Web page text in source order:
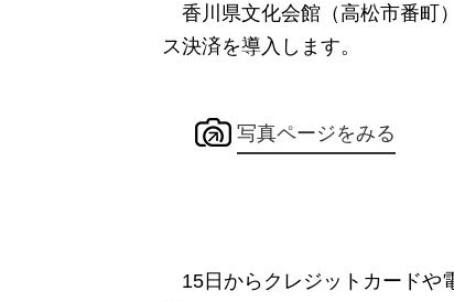
香川県文化会館（高松市番町
ス決済を導入します。
写真ページをみる
15日からクレジットカードや